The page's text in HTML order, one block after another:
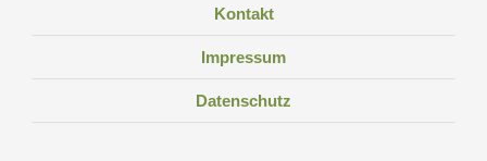
Kontakt
Impressum
Datenschutz